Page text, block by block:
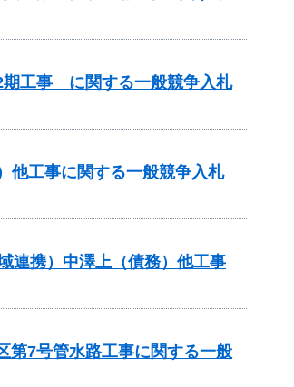
工事 に関する一般競争入札
工事に関する一般競争入札
連携）中澤上（債務）他工事
第7号管水路工事に関する一般